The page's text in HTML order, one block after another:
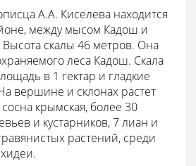
А.А. Киселева находится
между мысом Кадош и
Высота скалы 46 метров. Она
леса Кадош. Скала
в 1 гектар и гладкие
вершине и склонах растет
сосна крымская, более 30
и кустарников, 7 лиан и
растений, среди